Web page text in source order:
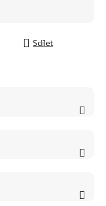
Sdílet